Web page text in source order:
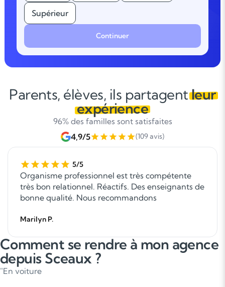
Supérieur
Continuer
Parents, élèves, ils partagentleur
expérience
96% des familles sont satisfaites
4,9/5
(109 avis)
5/5
Organisme professionnel est très compétente
très bon relationnel. Réactifs. Des enseignants de
bonne qualité. Nous recommandons
Marilyn P.
Comment se rendre à mon agence
depuis Sceaux ?
"En voiture